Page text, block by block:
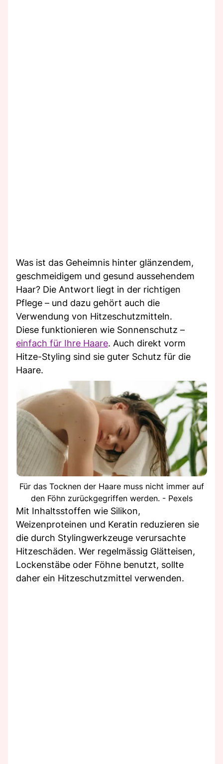
Was ist das Geheimnis hinter glänzendem,
geschmeidigem und gesund aussehendem
Haar? Die Antwort liegt in der richtigen
Pflege – und dazu gehört auch die
Verwendung von Hitzeschutzmitteln.
Diese funktionieren wie Sonnenschutz –
einfach für Ihre Haare. Auch direkt vorm
Hitze-Styling sind sie guter Schutz für die
Haare.
Für das Tocknen der Haare muss nicht immer auf
den Föhn zurückgegriffen werden. - Pexels
Mit Inhaltsstoffen wie Silikon,
Weizenproteinen und Keratin reduzieren sie
die durch Stylingwerkzeuge verursachte
Hitzeschäden. Wer regelmässig Glätteisen,
Lockenstäbe oder Föhne benutzt, sollte
daher ein Hitzeschutzmittel verwenden.